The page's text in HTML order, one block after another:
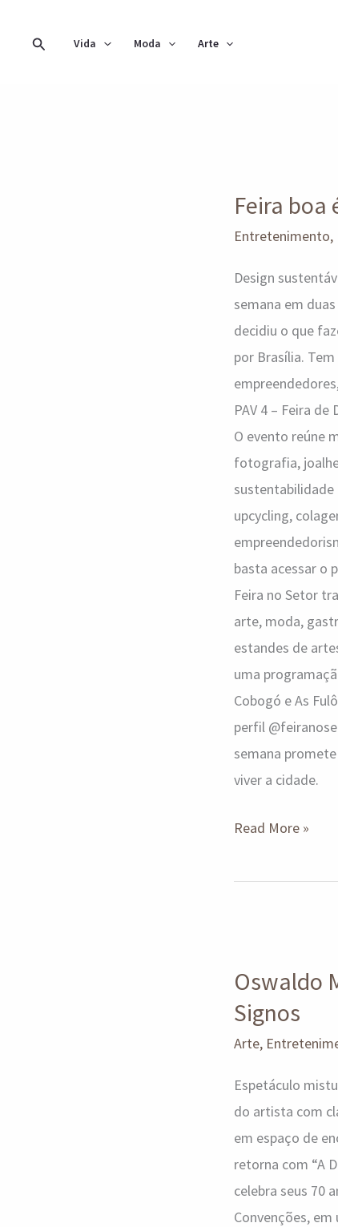
Pesquisar
Vida Moda Arte
Feira boa
Entretenimento,
Design
semana em
decidiu o que
por Brasília.
PAV 4 – Feira
O evento reúne
fotografia,
sustentabilidade
upcycling,
basta acessar o
Feira no Setor
arte, moda,
estandes de
uma
Cobogó e As
perfil
semana
viver a cidade.
é
o
não
falta
Read More »
Oswaldo
Signos
Arte,
Espetáculo
do artista com
em espaço de
retorna com “A
celebra seus 70
Convenções,
revisita
memórias
com
Dança
dos
Signos